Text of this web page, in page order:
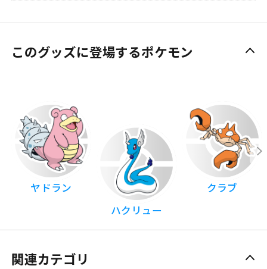
このグッズに登場するポケモン
ヤドラン
ハクリュー
クラブ
関連カテゴリ